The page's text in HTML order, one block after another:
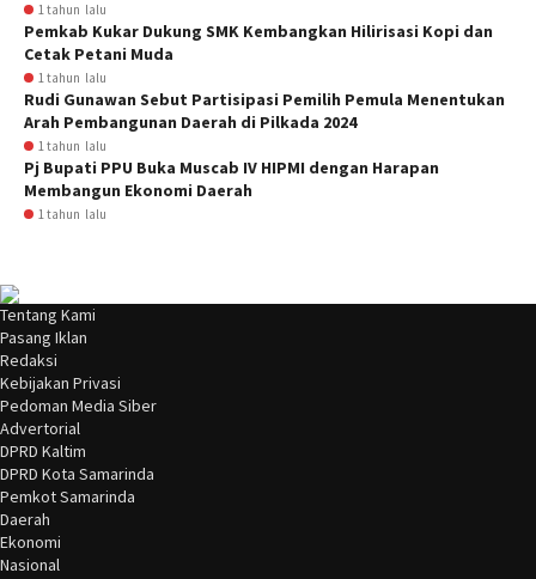
1 tahun lalu
Pemkab Kukar Dukung SMK Kembangkan Hilirisasi Kopi dan
Cetak Petani Muda
1 tahun lalu
Rudi Gunawan Sebut Partisipasi Pemilih Pemula Menentukan
Arah Pembangunan Daerah di Pilkada 2024
1 tahun lalu
Pj Bupati PPU Buka Muscab IV HIPMI dengan Harapan
Membangun Ekonomi Daerah
1 tahun lalu
Tentang Kami
Pasang Iklan
Redaksi
Kebijakan Privasi
Pedoman Media Siber
Advertorial
DPRD Kaltim
DPRD Kota Samarinda
Pemkot Samarinda
Daerah
Ekonomi
Nasional